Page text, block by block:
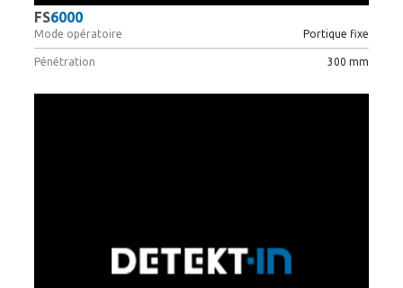
FS6000
Mode opératoire Portique fixe
Pénétration 300 mm